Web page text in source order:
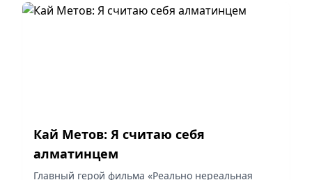
Кай Метов: Я считаю себя
алматинцем
Главный герой фильма «Реально нереальная